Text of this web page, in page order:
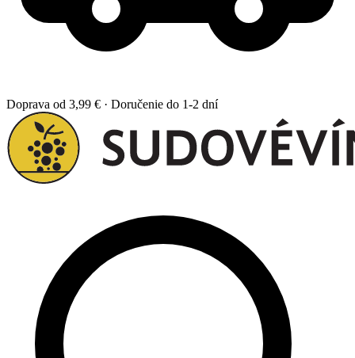
Doprava od 3,99 € · Doručenie do 1-2 dní